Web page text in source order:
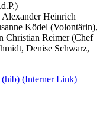
Heinrich
Ködel (Volontärin),
Christian Reimer (Chef
Denise Schwarz,
(hib) (Interner Link)